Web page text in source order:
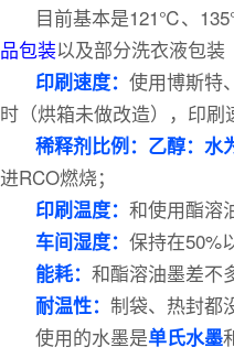
目前基本是121℃、
品包装以及部分洗衣液包
印刷速度： 使用博斯特
时（烘箱未做改造），印刷
稀释剂比例：乙醇： 水
进RCO燃烧；
印刷温度： 和使用酯溶
车间湿度： 保持在50%
能耗： 和酯溶油墨差不
耐温性： 制袋、热封都
使用的水墨是单氏水墨